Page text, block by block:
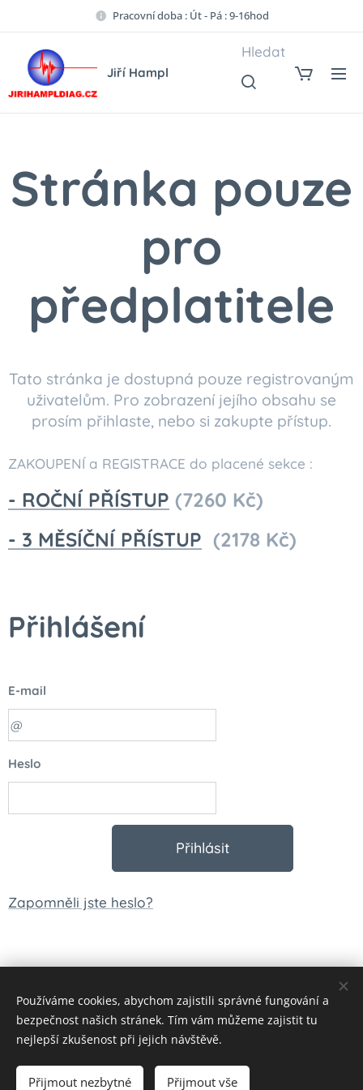
Pracovní doba : Út - Pá : 9-16hod
Jiří Hampl
Hledat
Stránka pouze
pro
předplatitele
Tato stránka je dostupná pouze registrovaným
uživatelům. Pro zobrazení jejího obsahu se
prosím přihlaste, nebo si zakupte přístup.
ZAKOUPENÍ a REGISTRACE do placené sekce :
- ROČNÍ PŘÍSTUP (7260 Kč)
- 3 MĚSÍČNÍ PŘÍSTUP (2178 Kč)
Přihlášení
E-mail
Heslo
Přihlásit
Zapomněli jste heslo?
© 2023 Všechna práva vyhrazena
Cookies
CZK Kč
EUR €
Používáme cookies, abychom zajistili správné fungování a
bezpečnost našich stránek. Tím vám můžeme zajistit tu
nejlepší zkušenost při jejich návštěvě.
Přijmout nezbytné Přijmout vše